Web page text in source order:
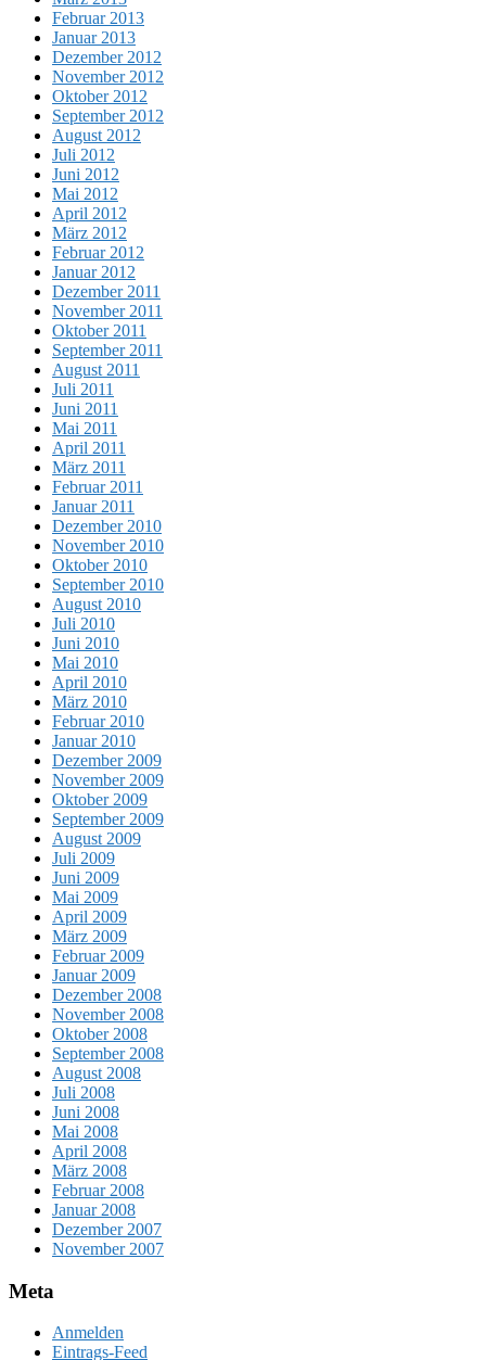
Februar 2013
Januar 2013
Dezember 2012
November 2012
Oktober 2012
September 2012
August 2012
Juli 2012
Juni 2012
Mai 2012
April 2012
März 2012
Februar 2012
Januar 2012
Dezember 2011
November 2011
Oktober 2011
September 2011
August 2011
Juli 2011
Juni 2011
Mai 2011
April 2011
März 2011
Februar 2011
Januar 2011
Dezember 2010
November 2010
Oktober 2010
September 2010
August 2010
Juli 2010
Juni 2010
Mai 2010
April 2010
März 2010
Februar 2010
Januar 2010
Dezember 2009
November 2009
Oktober 2009
September 2009
August 2009
Juli 2009
Juni 2009
Mai 2009
April 2009
März 2009
Februar 2009
Januar 2009
Dezember 2008
November 2008
Oktober 2008
September 2008
August 2008
Juli 2008
Juni 2008
Mai 2008
April 2008
März 2008
Februar 2008
Januar 2008
Dezember 2007
November 2007
Meta
Anmelden
Eintrags-Feed